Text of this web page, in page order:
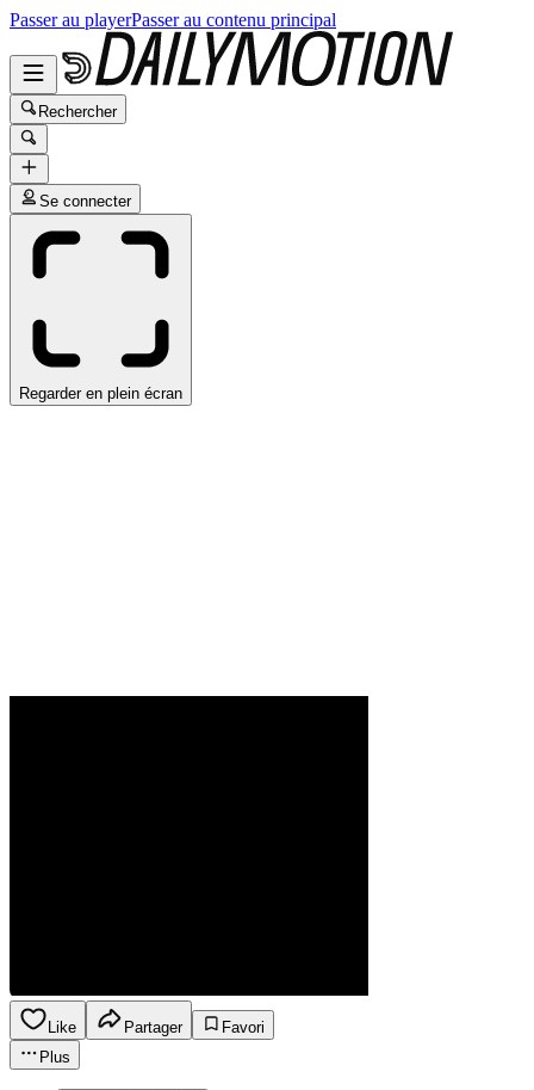
Passer au playerPasser au contenu principal
Rechercher
Se connecter
Regarder en plein écran
Like Partager
Favori
Plus